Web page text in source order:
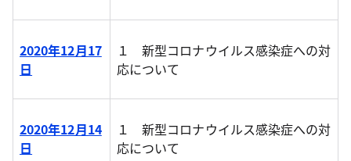
2020年12月17
日
１ 新型コロナウイルス感染症への対
応について
2020年12月14
日
１ 新型コロナウイルス感染症への対
応について